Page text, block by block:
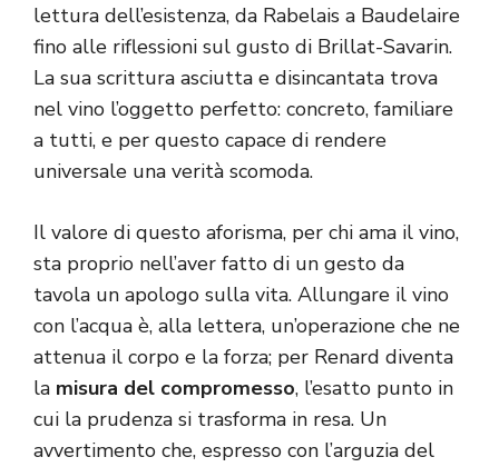
lettura dell’esistenza, da Rabelais a Baudelaire
fino alle riflessioni sul gusto di Brillat-Savarin.
La sua scrittura asciutta e disincantata trova
nel vino l’oggetto perfetto: concreto, familiare
a tutti, e per questo capace di rendere
universale una verità scomoda.
Il valore di questo aforisma, per chi ama il vino,
sta proprio nell’aver fatto di un gesto da
tavola un apologo sulla vita. Allungare il vino
con l’acqua è, alla lettera, un’operazione che ne
attenua il corpo e la forza; per Renard diventa
la misura del compromesso, l’esatto punto in
cui la prudenza si trasforma in resa. Un
avvertimento che, espresso con l’arguzia del